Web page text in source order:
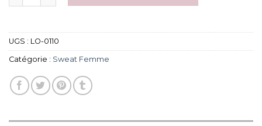
UGS : LO-0110
Catégorie : Sweat Femme